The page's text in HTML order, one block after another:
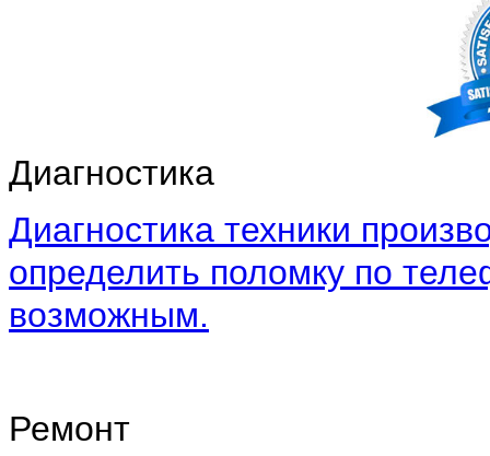
Диагностика
Диагностика техники
определить поломку по
возможным.
Ремонт